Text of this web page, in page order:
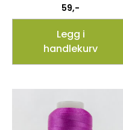
59,-
Legg i
handlekurv